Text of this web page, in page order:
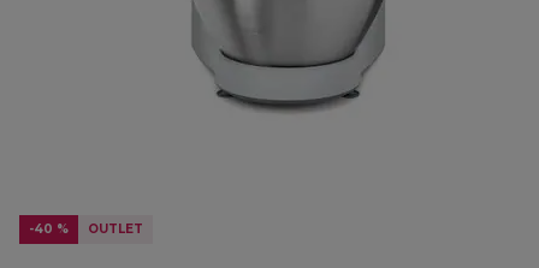
-40 % OUTLET